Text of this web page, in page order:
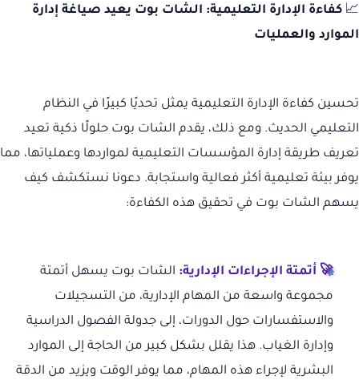
📈 كفاءة الإدارة التعليمية: الشات بوت يعيد صياغة إدارة
الموارد والعمليات
تحسين كفاءة الإدارة التعليمية يمثل تحديًا كبيرًا في النظام
التعليمي الحديث. ومع ذلك، يقدم الشات بوت حلولًا ذكية تعيد
تعريف طريقة إدارة المؤسسات التعليمية لمواردها وعملياتها، مما
يوفر بيئة تعليمية أكثر فعالية واستجابة. دعونا نستكشف كيف
يسهم الشات بوت في تحقيق هذه الكفاءة:
🚀 أتمتة الإجراءات الإدارية: الشات بوت يسهل أتمتة
مجموعة واسعة من المهام الإدارية، من التسجيلات
والاستفسارات حول الدورات، إلى جدولة الفصول الدراسية
وإدارة الغياب. هذا يقلل بشكل كبير من الحاجة إلى الموارد
البشرية لإجراء هذه المهام، مما يوفر الوقت ويزيد من الدقة